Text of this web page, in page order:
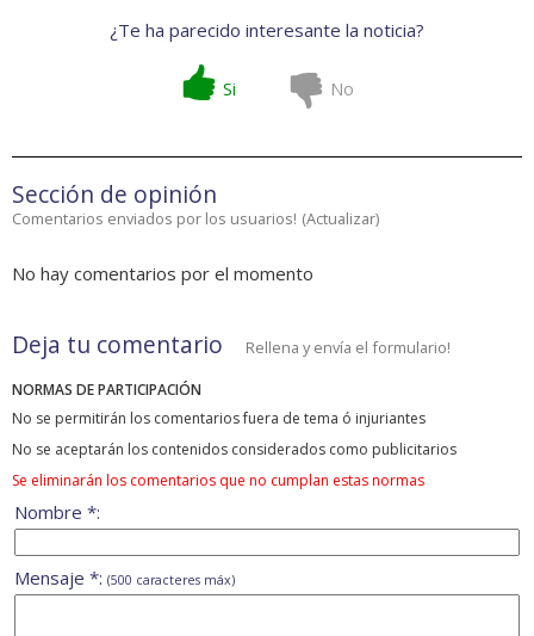
¿Te ha parecido interesante la noticia?
Si No
Sección de opinión
Comentarios enviados por los usuarios! (Actualizar)
No hay comentarios por el momento
Deja tu comentario Rellena y envía el formulario!
NORMAS DE PARTICIPACIÓN
No se permitirán los comentarios fuera de tema ó injuriantes
No se aceptarán los contenidos considerados como publicitarios
Se eliminarán los comentarios que no cumplan estas normas
Nombre *:
Mensaje *: (500 caracteres máx)